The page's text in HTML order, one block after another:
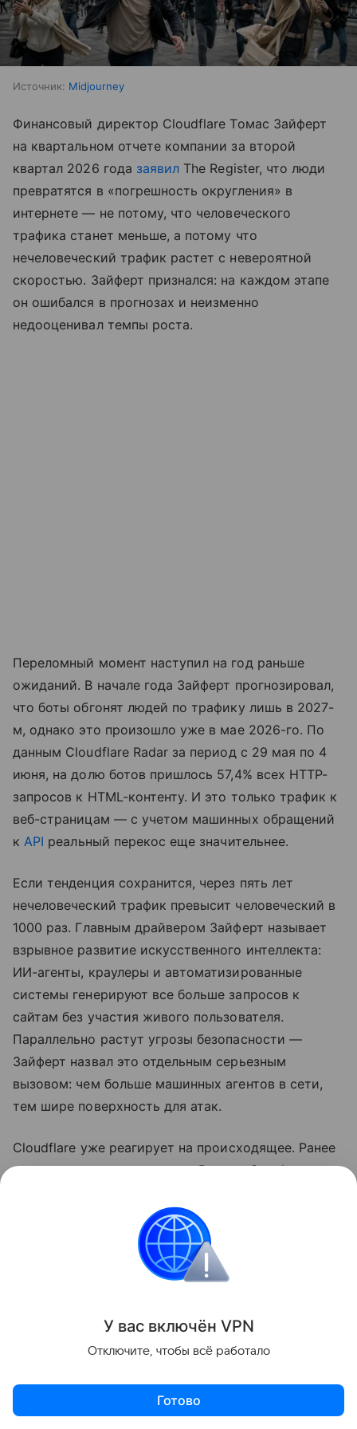
Источник: Midjourney
Финансовый директор Cloudflare Томас Зайферт
на квартальном отчете компании за второй
квартал 2026 года заявил The Register, что люди
превратятся в «погрешность округления» в
интернете — не потому, что человеческого
трафика станет меньше, а потому что
нечеловеческий трафик растет с невероятной
скоростью. Зайферт признался: на каждом этапе
он ошибался в прогнозах и неизменно
недооценивал темпы роста.
Переломный момент наступил на год раньше
ожиданий. В начале года Зайферт прогнозировал,
что боты обгонят людей по трафику лишь в 2027-
м, однако это произошло уже в мае 2026-го. По
данным Cloudflare Radar за период с 29 мая по 4
июня, на долю ботов пришлось 57,4% всех HTTP-
запросов к HTML-контенту. И это только трафик к
веб-страницам — с учетом машинных обращений
к API реальный перекос еще значительнее.
Если тенденция сохранится, через пять лет
нечеловеческий трафик превысит человеческий в
1000 раз. Главным драйвером Зайферт называет
взрывное развитие искусственного интеллекта:
ИИ-агенты, краулеры и автоматизированные
системы генерируют все больше запросов к
сайтам без участия живого пользователя.
Параллельно растут угрозы безопасности —
Зайферт назвал это отдельным серьезным
вызовом: чем больше машинных агентов в сети,
тем шире поверхность для атак.
Cloudflare уже реагирует на происходящее. Ранее
компаниязапустиламодель Pay per Crawl, при
защищенных ее инфраструктурой. Инициатива
отражает попытку переосмыслить экономику веба
в эпоху, когда автоматизированные агенты
составляют большинство «посетителей» любого
Происходящее созвучно с «теорией мертвого
часть сетевого трафика и контента генерируют не
живые пользователи, а боты. Прежде ее относили
У вас включён VPN
Отключите, чтобы всё работало
Готово